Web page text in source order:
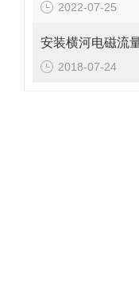
2022-07-25
2018-07-24